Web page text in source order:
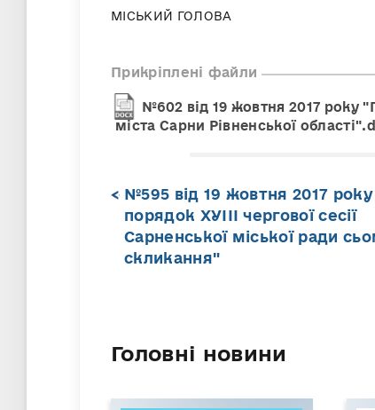
МІСЬКИЙ
Прикріплені файли
№602 від 19 жовтня 2017 року
міста Сарни Рівненської
№595 від 19 жовтня 2017
порядок ХУІІІ чергової сесії
Сарненської міської ради
скликання"
Головні новини